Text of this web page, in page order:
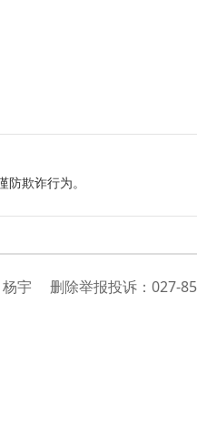
欺诈行为。
杨宇 删除举报投诉：027-